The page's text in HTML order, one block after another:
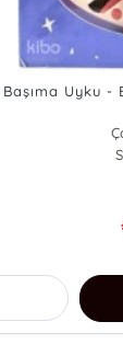
Uyku